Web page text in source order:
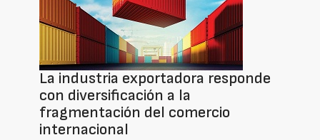
La industria exportadora responde
con diversificación a la
fragmentación del comercio
internacional